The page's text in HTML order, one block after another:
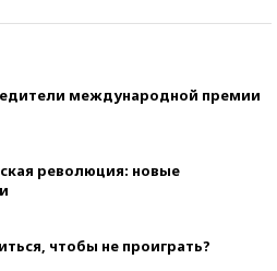
международной премии
революция: новые
чтобы не проиграть?